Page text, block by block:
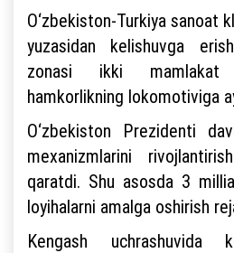
O‘zbekiston-Turkiya sanoat
yuzasidan kelishuvga
zonasi ikki mamlakat
hamkorlikning lokomotiviga
O‘zbekiston Prezidenti
mexanizmlarini
qaratdi. Shu asosda 3
loyihalarni amalga oshirish
Kengash uchrashuvida